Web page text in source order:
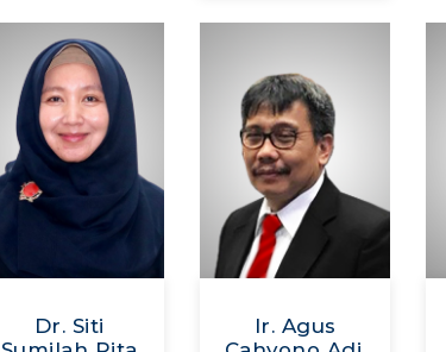
Dr. Siti
Ir. Agus